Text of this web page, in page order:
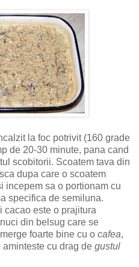
la foc potrivit (160 grade
de 20-30 minute, pana cand
scobitorii. Scoatem tava din
dupa care o scoatem
incepem sa o portionam cu
specifica de semiluna.
cacao este o prajitura
din belsug care se
foarte bine cu o cafea,
aminteste cu drag de gustul